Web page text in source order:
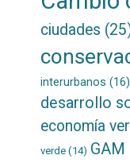
ciudades
interurbanos (16)
desarrollo
economía
verde(14) GAM